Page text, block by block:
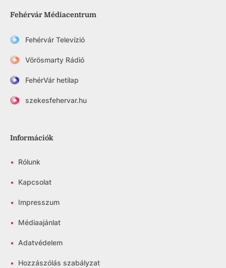
Fehérvár Médiacentrum
Fehérvár Televízió
Vörösmarty Rádió
FehérVár hetilap
szekesfehervar.hu
Információk
• Rólunk
• Kapcsolat
• Impresszum
• Médiaajánlat
• Adatvédelem
• Hozzászólás szabályzat